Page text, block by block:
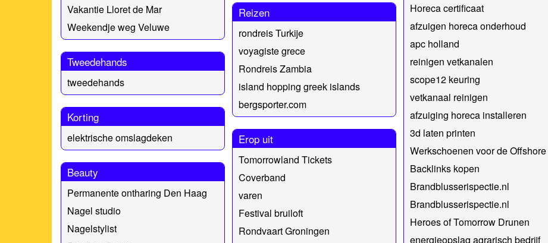
Vakantie Lloret de Mar
Weekendje weg Veluwe
Tweedehands
tweedehands
Korting
elektrische omslagdeken
Beauty
Permanente ontharing Den Haag
Nagel studio
Nagelstylist
Reizen
rondreis Turkije
voyagiste grece
Rondreis Zambia
island hopping greek islands
bergsporter.com
Erop uit
Tomorrowland Tickets
Coverband
varen
Festival bruiloft
Rondvaart Groningen
Horeca certificaat
afzuigen horeca onderhoud
apc holland
reinigen vetkanalen
scope12 keuring
vetkanaal reinigen
afzuiging horeca installeren
3d laten printen
Werkschoenen voor de Offshore
Backlinks kopen
Brandblusserispectie.nl
Brandblusserispectie.nl
Heroes of Tomorrow Drunen
energieopslag agrarisch bedrijf